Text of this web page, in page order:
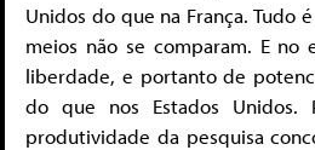
Unidos do que na França. Tudo
meios não se comparam. E no
liberdade, e portanto de
do que nos Estados Unidos.
produtividade da pesquisa